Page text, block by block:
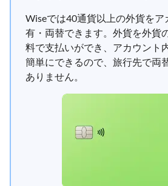
Wiseでは40通貨以上の外貨をア
有・両替できます。外貨を外貨
料で支払いができ、アカウント
簡単にできるので、旅行先で両
ありません。